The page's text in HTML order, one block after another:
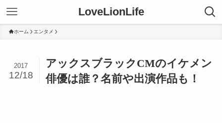
LoveLionLife
ホーム エンタメ
アックスブラックCMのイケメン
俳優は誰？名前や出演作品も！
2017
12/18